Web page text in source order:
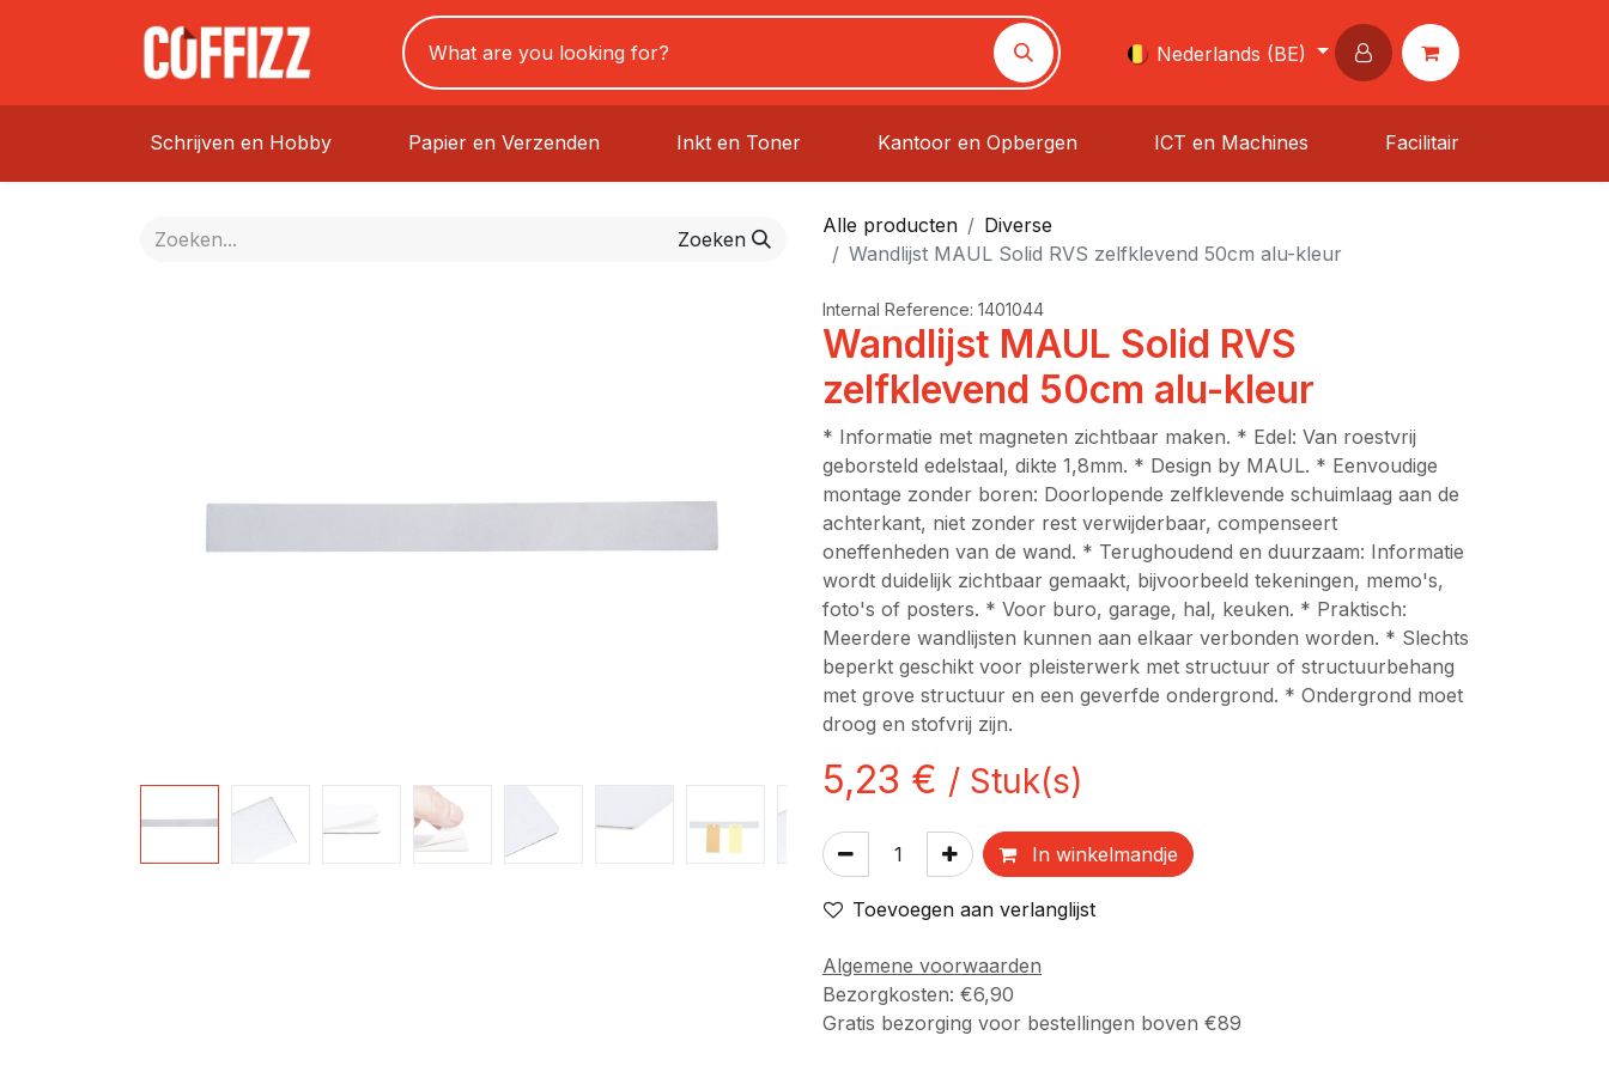
Nederlands (BE)
Schrijven en Hobby Papier en Verzenden Inkt en Toner Kantoor en Opbergen ICT en Machines Facilitair
Zoeken
Alle producten
Diverse
Wandlijst MAUL Solid RVS zelfklevend 50cm alu-kleur
Internal Reference: 1401044
Wandlijst MAUL Solid RVS
zelfklevend 50cm alu-kleur
* Informatie met magneten zichtbaar maken. * Edel: Van roestvrij
geborsteld edelstaal, dikte 1,8mm. * Design by MAUL. * Eenvoudige
montage zonder boren: Doorlopende zelfklevende schuimlaag aan de
achterkant, niet zonder rest verwijderbaar, compenseert
oneffenheden van de wand. * Terughoudend en duurzaam: Informatie
wordt duidelijk zichtbaar gemaakt, bijvoorbeeld tekeningen, memo's,
foto's of posters. * Voor buro, garage, hal, keuken. * Praktisch:
Meerdere wandlijsten kunnen aan elkaar verbonden worden. * Slechts
beperkt geschikt voor pleisterwerk met structuur of structuurbehang
met grove structuur en een geverfde ondergrond. * Ondergrond moet
droog en stofvrij zijn.
5,23 € / Stuk(s)
In winkelmandje
Toevoegen aan verlanglijst
Algemene voorwaarden
Bezorgkosten: €6,90
Gratis bezorging voor bestellingen boven €89